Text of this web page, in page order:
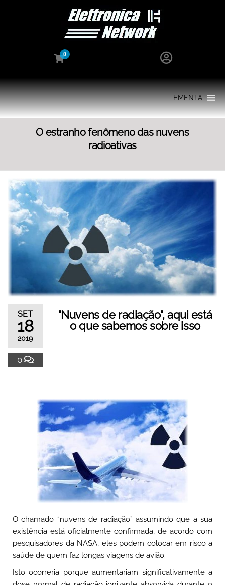
0
EMENTA
O estranho fenômeno das nuvens
radioativas
SET
18
2019
0
"Nuvens de radiação", aqui está
o que sabemos sobre isso
O chamado “nuvens de radiação” assumindo que a sua
existência está oficialmente confirmada, de acordo com
pesquisadores da NASA, eles podem colocar em risco a
saúde de quem faz longas viagens de avião.
Isto ocorreria porque aumentariam significativamente a